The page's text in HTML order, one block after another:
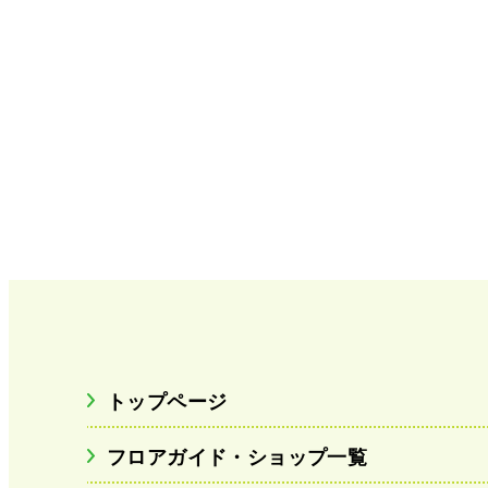
トップページ
フロアガイド・ショップ一覧